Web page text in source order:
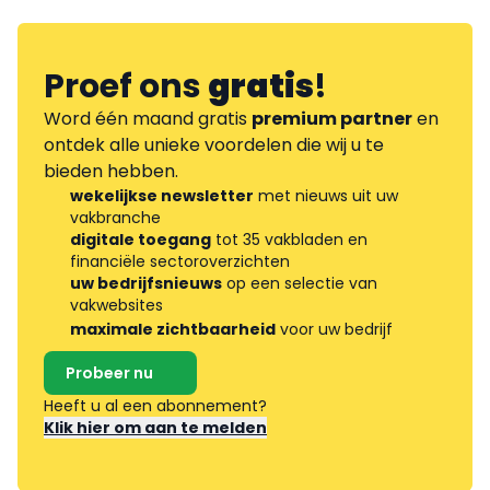
Proef onsgratis!
Word één maand gratis premium partneren
ontdek alle unieke voordelen die wij u te
bieden hebben.
wekelijkse newsletter met nieuws uit uw
vakbranche
digitale toegang tot 35 vakbladen en
financiële sectoroverzichten
uw bedrijfsnieuws op een selectie van
vakwebsites
maximale zichtbaarheid voor uw bedrijf
Probeer nu
Heeft u al een abonnement?
Klik hier om aan te melden